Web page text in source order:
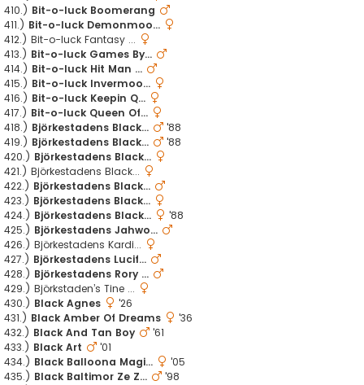
410.) Bit-o-luck Boomerang
411.) Bit-o-luck Demonmoo...
412.) Bit-o-luck Fantasy ...
413.) Bit-o-luck Games By...
414.) Bit-o-luck Hit Man ...
415.) Bit-o-luck Invermoo...
416.) Bit-o-luck Keepin Q...
417.) Bit-o-luck Queen Of...
418.) Björkestadens Black...
'88
419.) Björkestadens Black...
'88
420.) Björkestadens Black...
421.) Björkestadens Black...
422.) Björkestadens Black...
423.) Björkestadens Black...
424.) Björkestadens Black...
'88
425.) Björkestadens Jahwo...
426.) Björkestadens Kardi...
427.) Björkestadens Lucif...
428.) Björkestadens Rory ...
429.) Björkstaden’s Tine ...
430.) Black Agnes
'26
431.) Black Amber Of Dreams
'36
432.) Black And Tan Boy
'61
433.) Black Art
'01
434.) Black Balloona Magi...
'05
435.) Black Baltimor Ze Z...
'98